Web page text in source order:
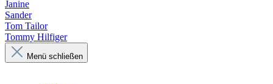
Janine
Sander
Tom Tailor
Tommy Hilfiger
Menü schließen